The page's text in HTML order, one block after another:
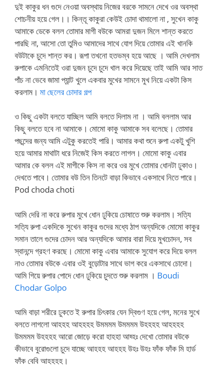
দুই কাকুর ধন গুদে নেওয়া অবস্থায় নিজের বরকে সামনে দেখে ওর অবস্থা
শোচনীয় হয়ে গেল।। কিন্তূ কাকুরা কেউই চোদা থামালো না , সুখেন কাকু
আমাকে ডেকে বলল তোমার মাগী বউকে আমরা দুজন মিলে শান্ত করতে
পারছি না, আসো তো তুমিও আমাদের সাথে যোগ দিয়ে তোমার এই খানকি
বউটাকে চুদে শান্ত কর। রূপা তখনো হতভম্ব হয়ে আছে । আমি দেখলাম
রুপাকে এমনিতেই ওরা দুজন চুদে চুদে খাল করে দিয়েছে তাই আমি আর সাত
পাঁচ না ভেবে জামা প্যান্ট খুলে একবার মুখের সামনে মুখ নিয়ে একটা কিস
করলাম। মা ছেলের চোদার গল্প
ও কিছু একটা বলতে যাচ্ছিল আমি বলতে দিলাম না । আমি বললাম আর
কিছু বলতে হবে না আমাকে। মোমো কাকু আমাকে সব বলেছে। তোমার
পছন্দের জন্য আমি এটুকু করতেই পারি। আমার কথা শুনে রুপা একটু খুশি
হয়ে আমার মাথাটা ধরে নিজেই কিস করতে লাগল। মোমো কাকু এবার
আমার কে বলল এই মাগীকে কিস না করে ওর মুখে তোমার ধোনটা ঢুকাও।
দেখতে পাবে। তোমার বউ তিন তিনটে বাড়া কিভাবে একসাথে নিতে পারে।
Pod choda choti
আমি দেরি না করে রুপার মুখে ধোন ঢুকিয়ে চোষাতে শুরু করলাম। সত্যি
সত্যি রুপা একদিকে সুখেন কাকুর গুদের মধ্যে ঠাপ অন্যদিকে মোমো কাকুর
সমান তালে গুদের চোদন আর অন্যদিকে আমার বারা দিয়ে মুখচোদন, সব
স্বানন্দে গ্রহণ করছে। মোমো কাকু এবার আমাকে সুযোগ করে দিয়ে বলল
নাও তোমার বউকে এবার ওই বুড়োটার সাথে ভাগ করে একসাথে চোদো।
আমি গিয়ে রুপার পোদে ধোন ঢুকিয়ে চুদতে শুরু করলাম । Boudi
Chodar Golpo
আমি বাড়া শরীরে ঢুকতে ই রুপার চিৎকার যেন দ্বিগুণ হয়ে গেল, মনের সুখে
বলতে লাগলো আহহহ আহহহহ উমমমম উমমমম উহহহহ আহহহহ
উমমমম উহহহহ আরো জোড়ে করো হাহহা আহ্হঃ দেখো তোমার বউকে
কীভাবে বুরোগুলো চুদে যাচ্ছে আহহহ আহহহ উহঃ উহঃ ফাঁক ফাঁক মি হার্ড
ফাঁক বেবি আহহহহ।